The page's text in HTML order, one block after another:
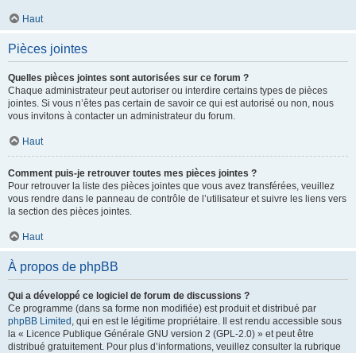
Haut
Pièces jointes
Quelles pièces jointes sont autorisées sur ce forum ?
Chaque administrateur peut autoriser ou interdire certains types de pièces
jointes. Si vous n’êtes pas certain de savoir ce qui est autorisé ou non, nous
vous invitons à contacter un administrateur du forum.
Haut
Comment puis-je retrouver toutes mes pièces jointes ?
Pour retrouver la liste des pièces jointes que vous avez transférées, veuillez
vous rendre dans le panneau de contrôle de l’utilisateur et suivre les liens vers
la section des pièces jointes.
Haut
À propos de phpBB
Qui a développé ce logiciel de forum de discussions ?
Ce programme (dans sa forme non modifiée) est produit et distribué par
phpBB Limited , qui en est le légitime propriétaire. Il est rendu accessible sous
la « Licence Publique Générale GNU version 2 (GPL-2.0) » et peut être
distribué gratuitement. Pour plus d’informations, veuillez consulter la rubrique